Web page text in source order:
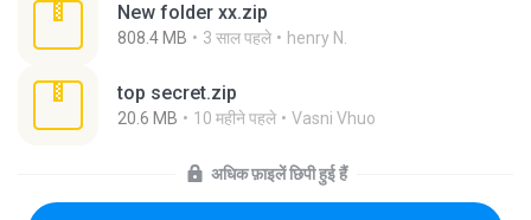
New folder xx.zip
808.4 MB 3 साल पहले henry N.
top secret.zip
20.6 MB 10 महीने पहले Vasni Vhuo
अधिक फ़ाइलें छिपी हुई हैं